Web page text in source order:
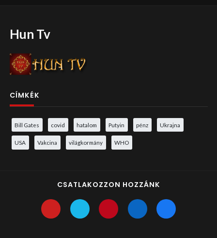
Hun Tv
CÍMKÉK
Bill Gates covid hatalom Putyin pénz Ukrajna
USA Vakcina világkormány WHO
CSATLAKOZZON HOZZÁNK